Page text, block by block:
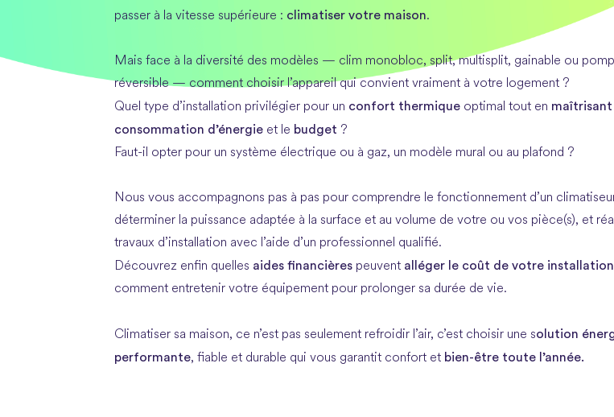
passer à la vitesse supérieure : climatiser votre maison.
Mais face à la diversité des modèles — clim monobloc, split, multisplit, gainable ou
réversible — comment choisir l’appareil qui convient vraiment à votre logement ?
Quel type d’installation privilégier pour un confort thermique optimal tout en maîtrisant
consommation d’énergie et le budget ?
Faut-il opter pour un système électrique ou à gaz, un modèle mural ou au plafond ?
Nous vous accompagnons pas à pas pour comprendre le fonctionnement d’un
déterminer la puissance adaptée à la surface et au volume de votre ou vos pièce(s), et
travaux d’installation avec l’aide d’un professionnel qualifié.
Découvrez enfin quelles aides financières peuvent alléger le coût de votre installation
comment entretenir votre équipement pour prolonger sa durée de vie.
Climatiser sa maison, ce n’est pas seulement refroidir l’air, c’est choisir une solution
performante, fiable et durable qui vous garantit confort et bien-être toute l’année.